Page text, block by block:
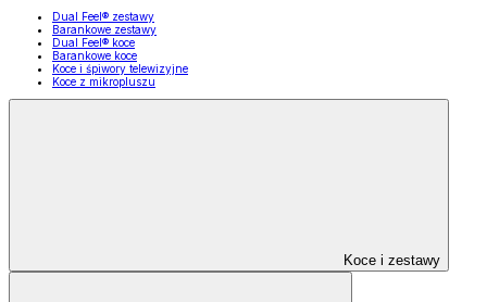
Dual Feel® zestawy
Barankowe zestawy
Dual Feel® koce
Barankowe koce
Koce i śpiwory telewizyjne
Koce z mikropluszu
Koce i zestawy